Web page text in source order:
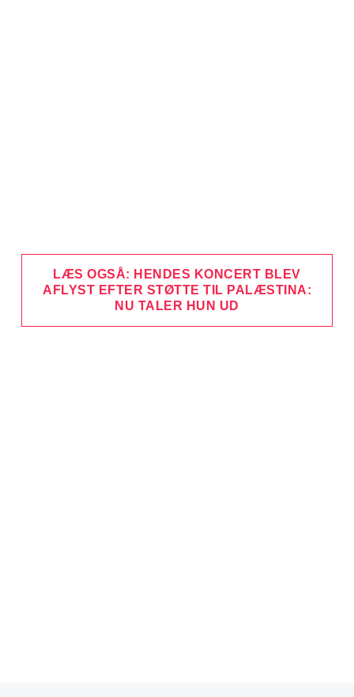
LÆS OGSÅ: HENDES KONCERT BLEV
AFLYST EFTER STØTTE TIL PALÆSTINA:
NU TALER HUN UD